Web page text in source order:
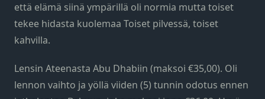
että elämä siinä ympärillä oli normia mutta toiset
tekee hidasta kuolemaa Toiset pilvessä, toiset
kahvilla.
Lensin Ateenasta Abu Dhabiin (maksoi €35,00). Oli
lennon vaihto ja yöllä viiden (5) tunnin odotus ennen